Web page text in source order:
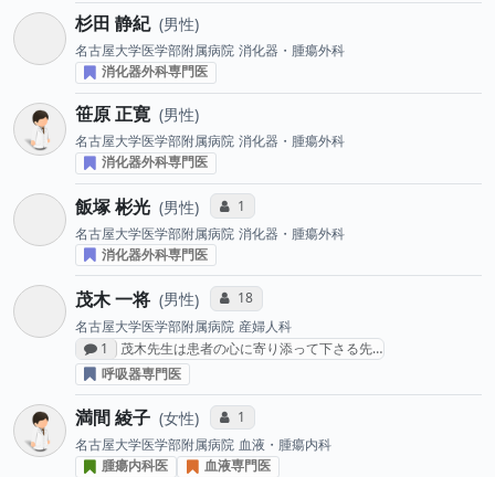
杉田 静紀 男性
名古屋大学医学部附属病院 消化器・腫瘍外科
消化器外科専門医
笹原 正寛 男性
名古屋大学医学部附属病院 消化器・腫瘍外科
消化器外科専門医
飯塚 彬光 男性 コミュニケーション・タイプ投票数
1
名古屋大学医学部附属病院 消化器・腫瘍外科
消化器外科専門医
茂木 一将 男性 コミュニケーション・タイプ投票数
18
名古屋大学医学部附属病院 産婦人科
感想投稿数
1
茂木先生は患者の心に寄り添って下さる先…
呼吸器専門医
満間 綾子 女性 コミュニケーション・タイプ投票数
1
名古屋大学医学部附属病院 血液・腫瘍内科
腫瘍内科医
血液専門医